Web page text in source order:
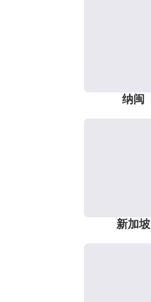
纳闽
新加坡